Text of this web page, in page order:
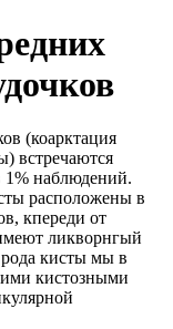
(коарктация
встречаются
наблюдений.
расположены в
кпереди от
ликворнгый
рода кисты мы в
кистозными